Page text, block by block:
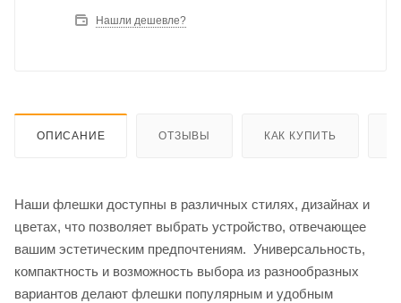
Нашли дешевле?
ОПИСАНИЕ ОТЗЫВЫ КАК КУПИТЬ
Наши флешки доступны в различных стилях, дизайнах и
цветах, что позволяет выбрать устройство, отвечающее
вашим эстетическим предпочтениям. Универсальность,
компактность и возможность выбора из разнообразных
вариантов делают флешки популярным и удобным